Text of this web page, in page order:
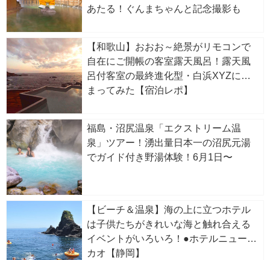
あたる！ぐんまちゃんと記念撮影も
【和歌山】おおお～絶景がリモコンで
自在にご開帳の客室露天風呂！露天風
呂付客室の最終進化型・白浜XYZに泊
まってみた【宿泊レポ】
福島・沼尻温泉「エクストリーム温
泉」ツアー！湧出量日本一の沼尻元湯
でガイド付き野湯体験！6月1日〜
【ビーチ＆温泉】海の上に立つホテル
は子供たちがきれいな海と触れ合える
イベントがいろいろ！●ホテルニューア
カオ【静岡】